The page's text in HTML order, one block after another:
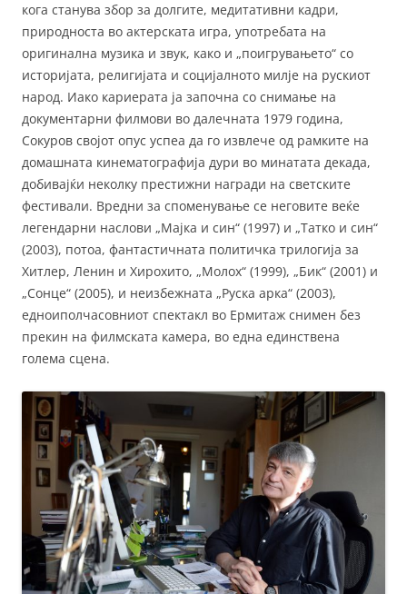
кога станува збор за долгите, медитативни кадри,
природноста во актерската игра, употребата на
оригинална музика и звук, како и „поигрувањето“ со
историјата, религијата и социјалното милје на рускиот
народ. Иако кариерата ја започна со снимање на
документарни филмови во далечната 1979 година,
Сокуров својот опус успеа да го извлече од рамките на
домашната кинематографија дури во минатата декада,
добивајќи неколку престижни награди на светските
фестивали. Вредни за споменување се неговите веќе
легендарни наслови „Мајка и син“ (1997) и „Татко и син“
(2003), потоа, фантастичната политичка трилогија за
Хитлер, Ленин и Хирохито, „Молох“ (1999), „Бик“ (2001) и
„Сонце“ (2005), и неизбежната „Руска арка“ (2003),
едноиполчасовниот спектакл во Ермитаж снимен без
прекин на филмската камера, во една единствена
голема сцена.